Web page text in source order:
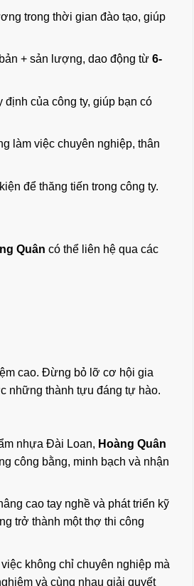
trong thời gian đào tạo, giúp
+ sản lượng, dao động từ 6-
của công ty, giúp bạn có
làm việc chuyên nghiệp, thân
để thăng tiến trong công ty.
Quân có thể liên hệ qua các
cao. Đừng bỏ lỡ cơ hội gia
những thành tựu đáng tự hào.
nhựa Đài Loan, Hoàng Quân
công bằng, minh bạch và nhận
cao tay nghề và phát triển kỹ
trở thành một thợ thi công
không chỉ chuyên nghiệp mà
và cùng nhau giải quyết